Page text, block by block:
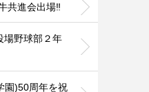
共進会出場‼️
場野球部２年
園)50周年を祝